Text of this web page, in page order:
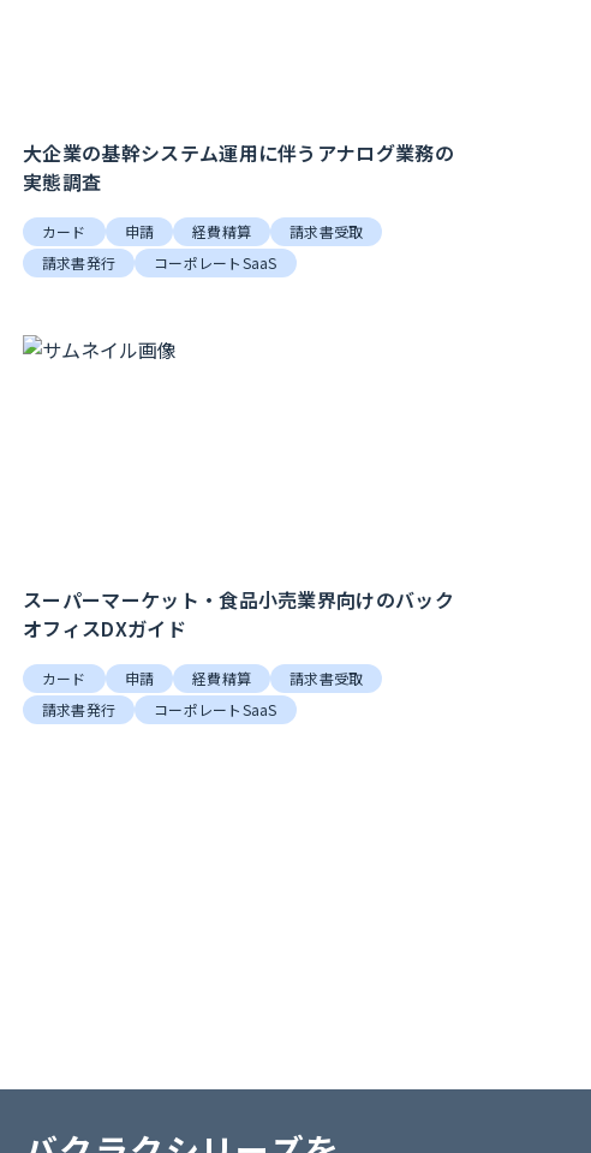
大企業の基幹システム運用に伴うアナログ業務の
実態調査
カード 申請 経費精算
請求書受取
請求書発行
コーポレートSaaS
スーパーマーケット・食品小売業界向けのバック
オフィスDXガイド
カード 申請 経費精算
請求書受取
請求書発行
コーポレートSaaS